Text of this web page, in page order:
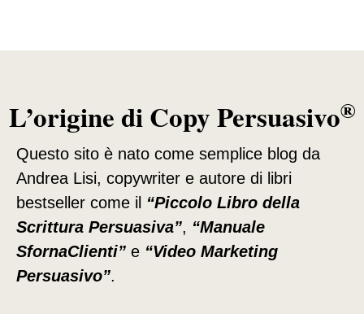
L’origine di Copy Persuasivo®
Questo sito è nato come semplice blog da
Andrea Lisi, copywriter e autore di libri
bestseller come il “Piccolo Libro della
Scrittura Persuasiva”, “Manuale
SfornaClienti” e “Video Marketing
Persuasivo”.